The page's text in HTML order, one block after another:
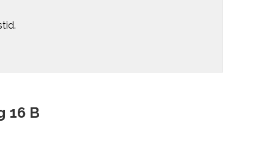
16 B